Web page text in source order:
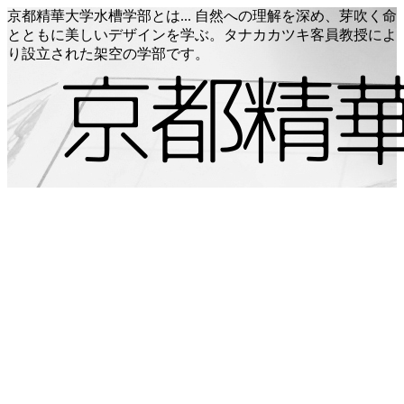
京都精華大学水槽学部とは... 自然への理解を深め、芽吹く命
とともに美しいデザインを学ぶ。タナカカツキ客員教授によ
り設立された架空の学部です。